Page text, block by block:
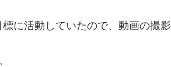
に活動していたので、動画の撮影